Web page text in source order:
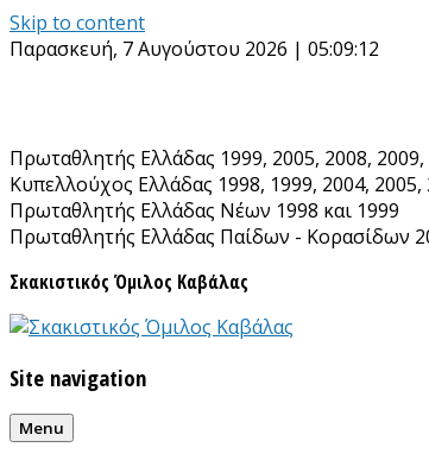
Skip to content
Παρασκευή, 7 Αυγούστου 2026 | 05:09:13
Πρωταθλητής Ελλάδας 1999, 2005, 2008, 2009,
Κυπελλούχος Ελλάδας 1998, 1999, 2004, 2005,
Πρωταθλητής Ελλάδας Νέων 1998 και 1999
Πρωταθλητής Ελλάδας Παίδων - Κορασίδων
Σκακιστικός Όμιλος Καβάλας
Site navigation
Menu